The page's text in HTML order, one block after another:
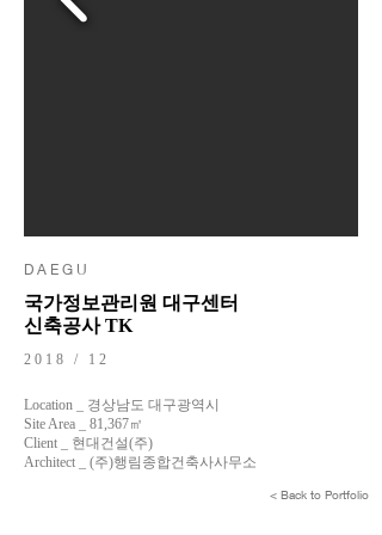
D A E G U
국가정보관리원 대구센터
​신축공사 TK
2018 / 12
Location _ 경상남도 대구광역시
Site Area _ 81,367㎡
Client _ 현대건설(주)
Architect _ (주)행림종합건축사사무소
< Back to Portfolio